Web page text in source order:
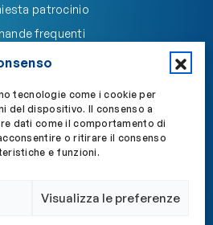
tecnologie come i cookie per
del dispositivo. Il consenso a
dati come il comportamento di
o ritirare il consenso
e funzioni.
Visualizza le preferenze
patrocinio
frequenti
Accedi alla PEC